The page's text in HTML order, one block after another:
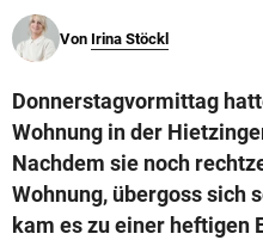
Von Irina Stöckl
Donnerstagvormittag
Wohnung in der
Nachdem sie noch
Wohnung, übergoss sich
kam es zu einer heftigen